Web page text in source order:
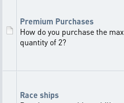
Premium Purchases
How do you purchase the max
quantity of 2?
Race ships